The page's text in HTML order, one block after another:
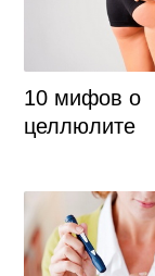
10 мифов о
целлюлите